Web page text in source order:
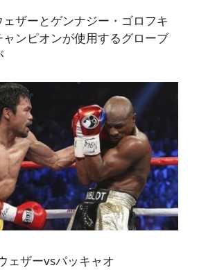
ザーとゲンナジー・ゴロフキ
ンピオンが使用するグローブ
ェザーvsパッキャオ